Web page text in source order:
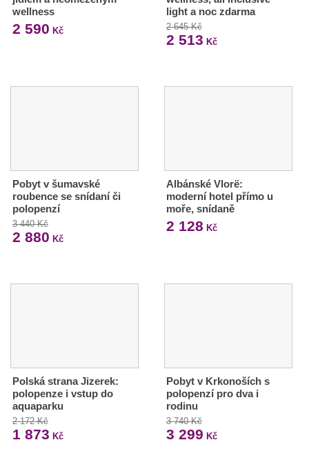
wellness
2 590 Kč
light a noc zdarma
2 645 Kč
2 513 Kč
Pobyt v šumavské
roubence se snídaní či
polopenzí
3 440 Kč
2 880 Kč
Albánské Vlorë:
moderní hotel přímo u
moře, snídaně
2 128 Kč
Polská strana Jizerek:
polopenze i vstup do
aquaparku
2 172 Kč
1 873 Kč
Pobyt v Krkonoších s
polopenzí pro dva i
rodinu
3 740 Kč
3 299 Kč